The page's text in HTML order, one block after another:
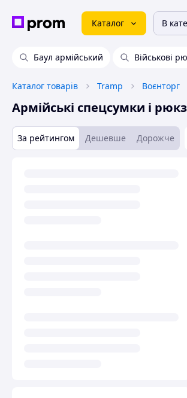
Каталог В
Баул армійський Військові
Каталог товарів Tramp Воєнторг
Армійські спецсумки і
За рейтингом Дешевше Дорожче